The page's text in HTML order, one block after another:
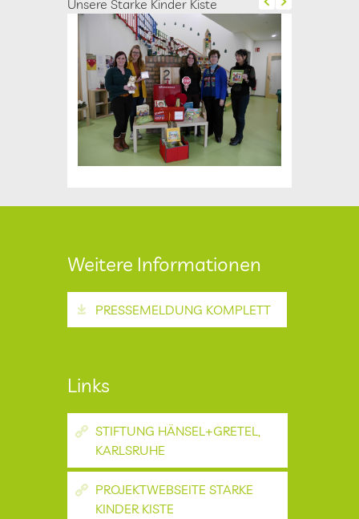
Unsere Starke Kinder Kiste
Weitere Informationen
PRESSEMELDUNG KOMPLETT
Links
STIFTUNG HÄNSEL+GRETEL,
KARLSRUHE
PROJEKTWEBSEITE STARKE
KINDER KISTE